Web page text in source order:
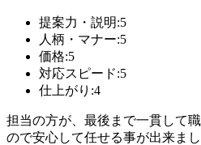
提案力・説明:5
人柄・マナー:5
価格:5
対応スピード:5
仕上がり:4
担当の方が、最後まで一貫して
ので安心して任せる事が出来ま